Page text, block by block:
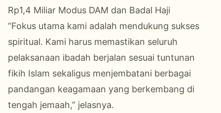
Rp1,4 Miliar Modus DAM dan Badal Haji
“Fokus utama kami adalah mendukung sukses
spiritual. Kami harus memastikan seluruh
pelaksanaan ibadah berjalan sesuai tuntunan
fikih Islam sekaligus menjembatani berbagai
pandangan keagamaan yang berkembang di
tengah jemaah,” jelasnya.